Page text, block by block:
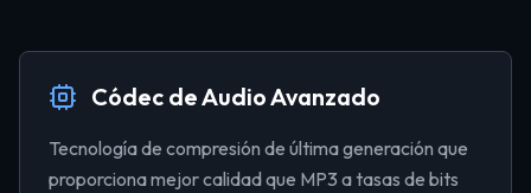
Códec de Audio Avanzado
Tecnología de compresión de última generación que
proporciona mejor calidad que MP3 a tasas de bits